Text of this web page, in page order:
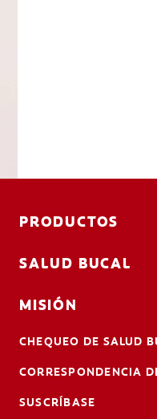
PRODUCTOS
SALUD BUCAL
MISIÓN
CHEQUEO DE SALUD
CORRESPONDENCIA
SUSCRÍBASE